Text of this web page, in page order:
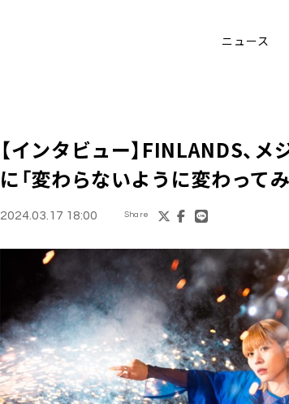
ニュース
【インタビュー】FINLANDS、メ
に「変わらないように変わって
2024.03.17 18:00 Share